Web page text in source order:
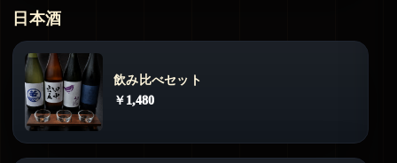
日本酒
飲み比べセット
￥1,480